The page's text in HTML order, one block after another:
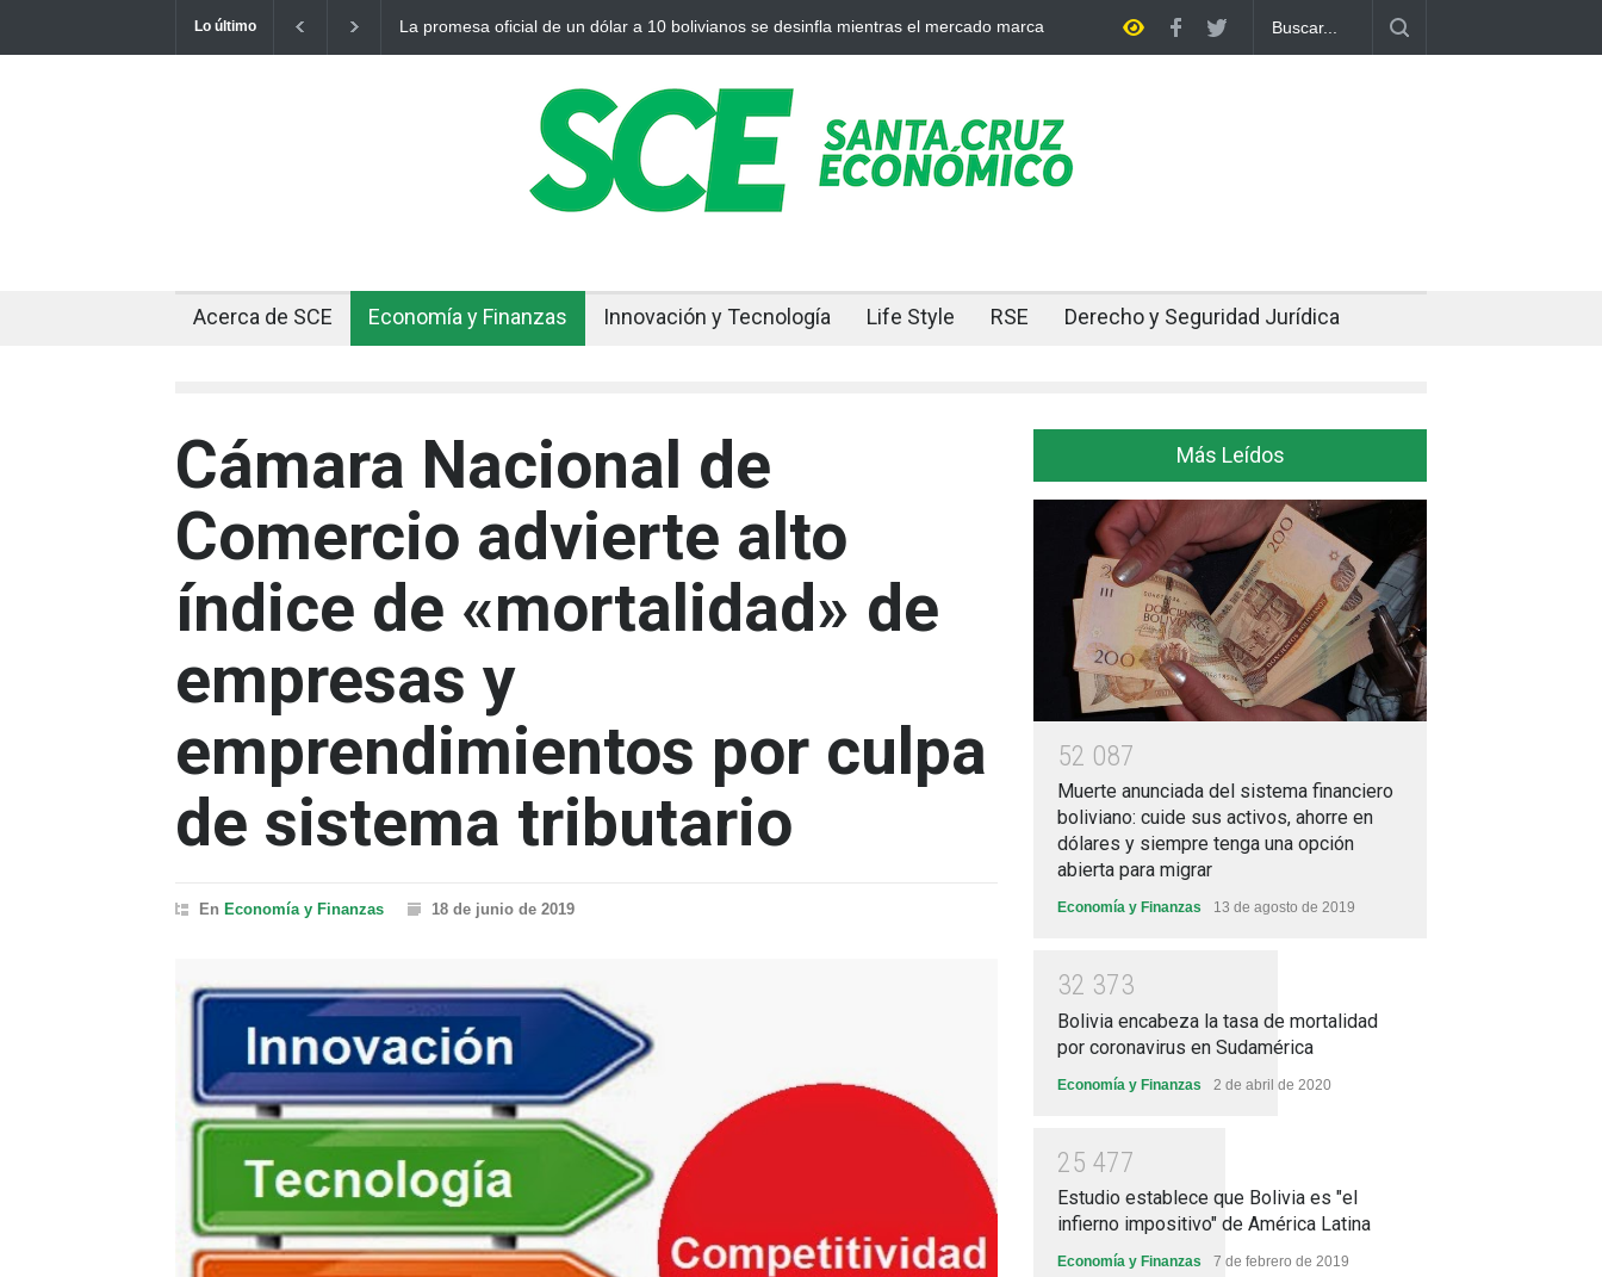
Lo último
de un dólar a 10 bolivianos se desinfla mientras el mercado marca Cuando el oro y la plata se enfrían afuera, Bolivia siente el golpe en casa
Bolivia rompe dos décadas de distancia con el FMI y pone a
Acerca de SCE Economía y Finanzas Innovación y Tecnología Life Style RSE Derecho y Seguridad Jurídica
Cámara Nacional de
Comercio advierte alto
índice de «mortalidad» de
empresas y
emprendimientos por culpa
de sistema tributario
En Economía y Finanzas 18 de junio de 2019
Más Leídos
52 087
Muerte anunciada del sistema financiero
boliviano: cuide sus activos, ahorre en
dólares y siempre tenga una opción
abierta para migrar
Economía y Finanzas 13 de agosto de 2019
32 373
Bolivia encabeza la tasa de mortalidad
por coronavirus en Sudamérica
Economía y Finanzas 2 de abril de 2020
25 477
Estudio establece que Bolivia es "el
infierno impositivo" de América Latina
Economía y Finanzas 7 de febrero de 2019